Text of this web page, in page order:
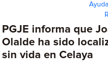
PGJE informa que
Olalde ha sido
sin vida en Celaya